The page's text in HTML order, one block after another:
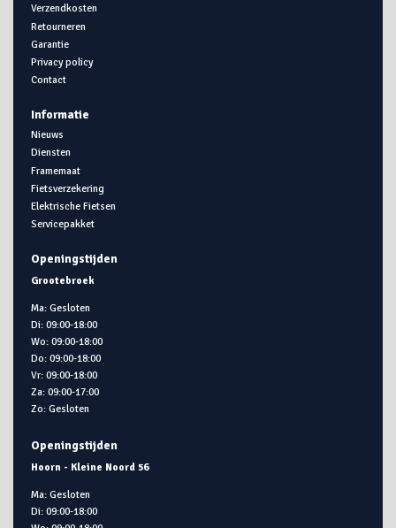
Verzendkosten
Retourneren
Garantie
Privacy policy
Contact
Informatie
Nieuws
Diensten
Framemaat
Fietsverzekering
Elektrische Fietsen
Servicepakket
Openingstijden
Grootebroek
Ma: Gesloten
Di: 09:00-18:00
Wo: 09:00-18:00
Do: 09:00-18:00
Vr: 09:00-18:00
Za: 09:00-17:00
Zo: Gesloten
Openingstijden
Hoorn - Kleine Noord 56
Ma: Gesloten
Di: 09:00-18:00